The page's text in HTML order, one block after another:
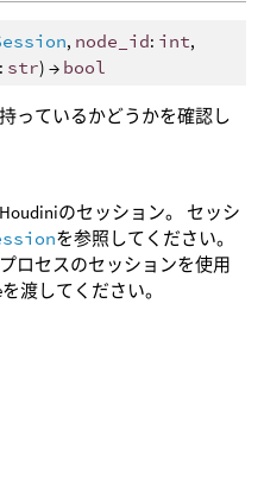
, node_id: int,
: str) → bool
っているかどうかを確認し
のセッション。 セッシ
を参照してください。
ロセスのセッションを使用
渡してください。